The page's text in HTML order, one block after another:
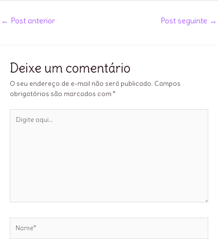
navigation
← Post anterior Post seguinte →
Deixe um comentário
O seu endereço de e-mail não será publicado. Campos
obrigatórios são marcados com*
aqui...